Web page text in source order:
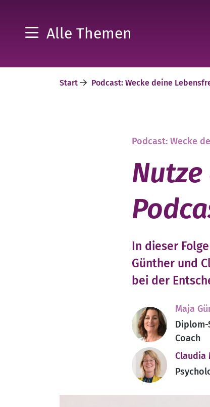
Alle Themen
Start Podcast: Wecke deine
Podcast: Wecke
In dieser
Günther und
bei der
Maja
Diplom-
Coach
Claudia